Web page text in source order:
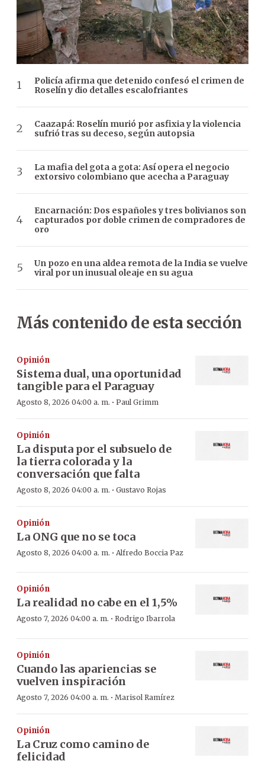
Policía afirma que detenido confesó el crimen de
Roselín y dio detalles escalofriantes
Caazapá: Roselín murió por asfixia y la violencia
sufrió tras su deceso, según autopsia
La mafia del gota a gota: Así opera el negocio
extorsivo colombiano que acecha a Paraguay
Encarnación: Dos españoles y tres bolivianos son
capturados por doble crimen de compradores de
oro
Un pozo en una aldea remota de la India se vuelve
viral por un inusual oleaje en su agua
Más contenido de esta sección
Opinión
Sistema dual, una oportunidad
tangible para el Paraguay
Agosto 8, 2026 04:00 a. m. · Paul Grimm
Opinión
La disputa por el subsuelo de
la tierra colorada y la
conversación que falta
Agosto 8, 2026 04:00 a. m. · Gustavo Rojas
Opinión
La ONG que no se toca
Agosto 8, 2026 04:00 a. m. · Alfredo Boccia Paz
Opinión
La realidad no cabe en el 1,5%
Agosto 7, 2026 04:00 a. m. · Rodrigo Ibarrola
Opinión
Cuando las apariencias se
vuelven inspiración
Agosto 7, 2026 04:00 a. m. · Marisol Ramírez
Opinión
La Cruz como camino de
felicidad